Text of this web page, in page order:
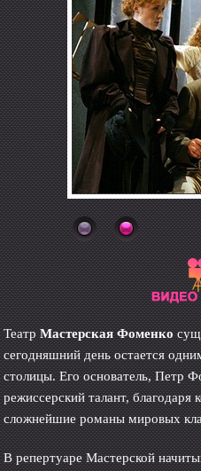
ТеатрМастерская Фоменко
сегодняшний день остается
столицы. Его основатель, Петр
режиссерский талант, благодаря
сложнейшие романы мировых
В репертуаре Мастерской